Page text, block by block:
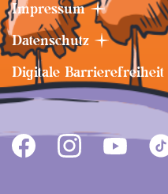
Impressum
Datenschutz
Digitale Barrierefreiheit